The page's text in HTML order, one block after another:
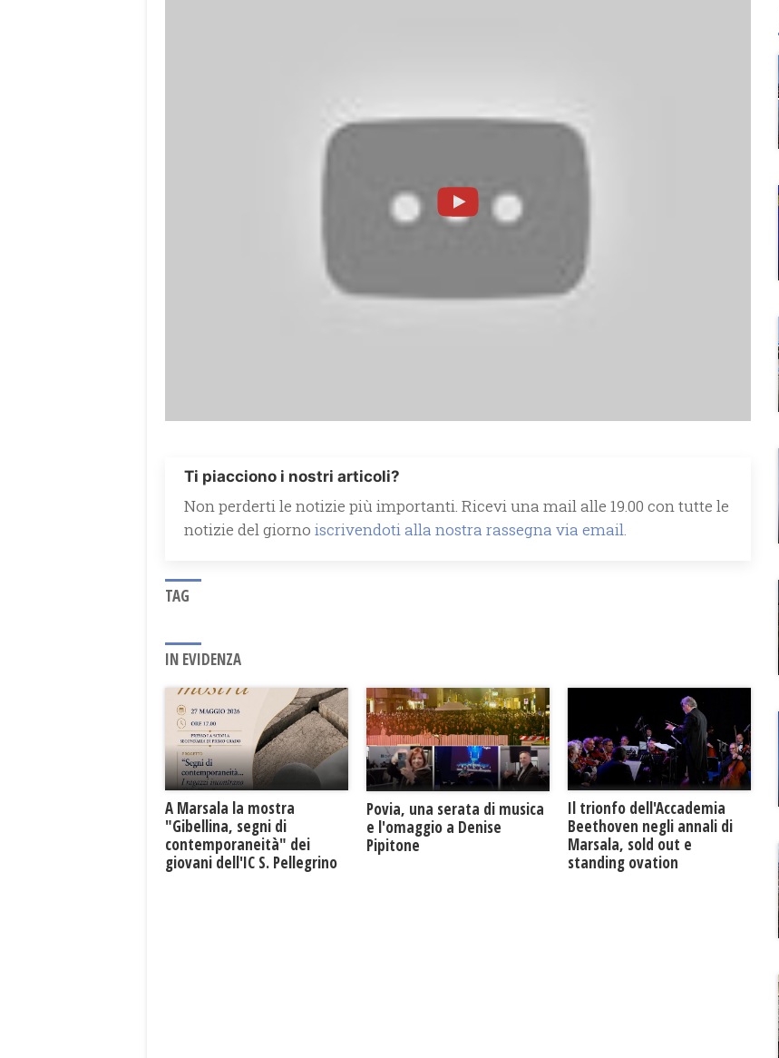
Ti piacciono i nostri articoli?
Non perderti le notizie più importanti. Ricevi una mail alle 19.00 con tutte le
notizie del giorno iscrivendoti alla nostra rassegna via email.
TAG
IN EVIDENZA
A Marsala la mostra
"Gibellina, segni di
contemporaneità" dei
giovani dell'IC S. Pellegrino
Povia, una serata di musica
e l'omaggio a Denise
Pipitone
Il trionfo dell'Accademia
Beethoven negli annali di
Marsala, sold out e
standing ovation